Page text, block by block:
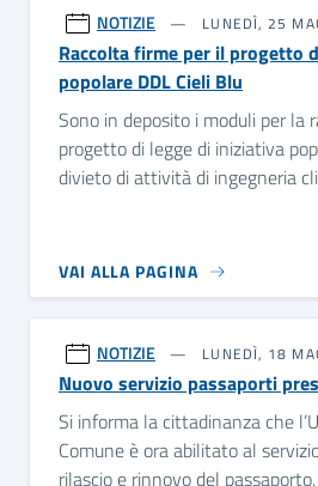
NOTIZIE LUNEDÌ, 25
Raccolta firme per il progetto
popolare DDL Cieli Blu
Sono in deposito i moduli per la
progetto di legge di iniziativa
divieto di attività di ingegneria
VAI ALLA PAGINA
NOTIZIE LUNEDÌ, 18
Nuovo servizio passaporti
Si informa la cittadinanza che
Comune è ora abilitato al
rilascio e rinnovo del